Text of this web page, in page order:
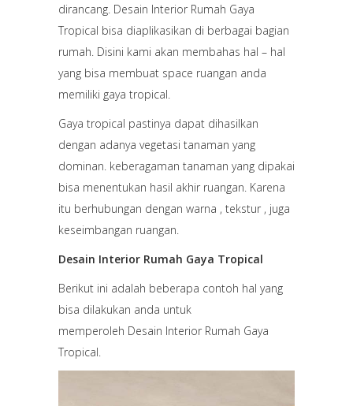
dirancang. Desain Interior Rumah Gaya
Tropical bisa diaplikasikan di berbagai bagian
rumah. Disini kami akan membahas hal – hal
yang bisa membuat space ruangan anda
memiliki gaya tropical.
Gaya tropical pastinya dapat dihasilkan
dengan adanya vegetasi tanaman yang
dominan. keberagaman tanaman yang dipakai
bisa menentukan hasil akhir ruangan. Karena
itu berhubungan dengan warna , tekstur , juga
keseimbangan ruangan.
Desain Interior Rumah Gaya Tropical
Berikut ini adalah beberapa contoh hal yang
bisa dilakukan anda untuk
memperoleh Desain Interior Rumah Gaya
Tropical.